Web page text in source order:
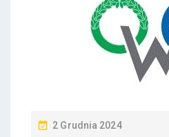
P
2 Grudnia 2024